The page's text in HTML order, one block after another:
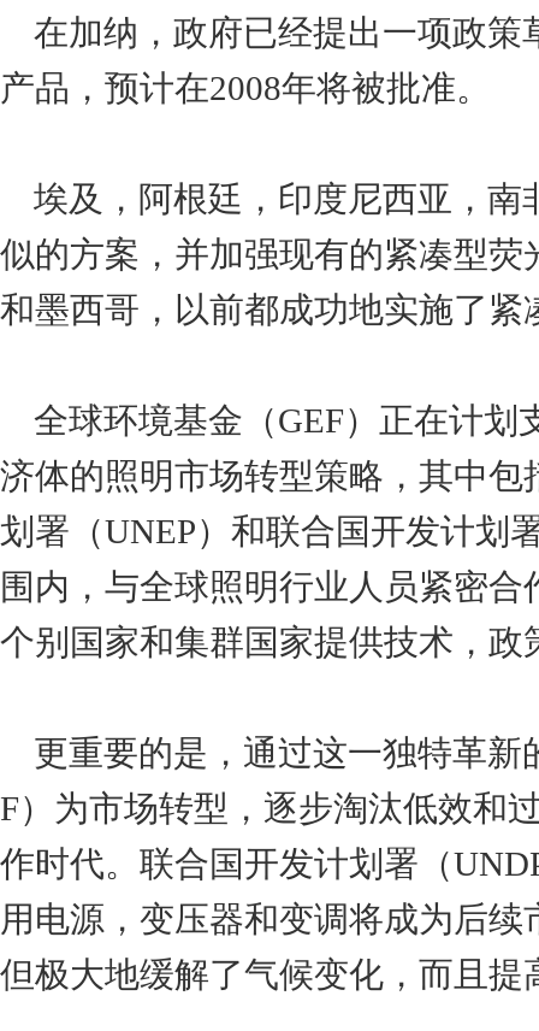
在加纳，政府已经提出一项政策
产品，预计在2008年将被批准。
埃及，阿根廷，印度尼西亚，南
似的方案，并加强现有的紧凑型
和墨西哥，以前都成功地实施了
全球环境基金（GEF）正在计划
济体的照明市场转型策略，其中
划署（UNEP）和联合国开发计划
围内，与全球照明行业人员紧密
个别国家和集群国家提供技术，政
更重要的是，通过这一独特革新
F）为市场转型，逐步淘汰低效和
作时代。联合国开发计划署（
用电源，变压器和变调将成为后
但极大地缓解了气候变化，而且提